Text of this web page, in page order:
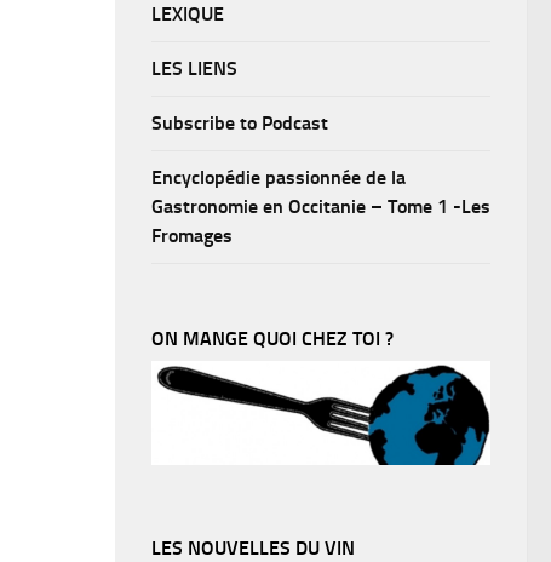
LEXIQUE
LES LIENS
Subscribe to Podcast
Encyclopédie passionnée de la
Gastronomie en Occitanie – Tome 1 -Les
Fromages
ON MANGE QUOI CHEZ TOI ?
LES NOUVELLES DU VIN